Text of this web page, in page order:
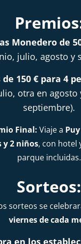
Monedero de
julio, agosto y
de 150 € para 4
otra en agosto
septiembre).
Final: Viaje a
y 2 niños, con hotel
parque incluidas.
Sorteos:
sorteos se
viernes de cada
en los